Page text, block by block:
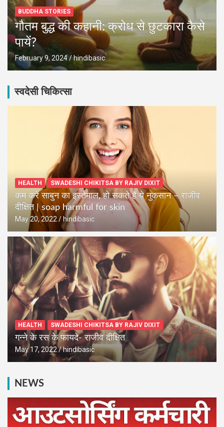
BUDDHA STORIES
गौतम बुद्ध की कहानी: क्रोध से छुटकारा कैसे
पायें?
February 9, 2024 hindibasic
स्वदेसी चिकित्सा
HEALTH SWADESHI CHIKITSA BY RAJIV DIXIT
कम करें साबुन का इस्तेमाल, हो सकते हैं ये नुकसान – राजीव
दीक्षित | soap harmful for skin
May 20, 2022 hindibasic
HEALTH SWADESHI CHIKITSA BY RAJIV DIXIT
गन्ने के रस के फायदे- राजीव दीक्षित
May 17, 2022 hindibasic
NEWS